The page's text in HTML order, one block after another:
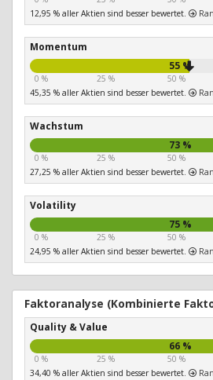
12,95 % aller Aktien sind besser bewertet.
Momentum
55 %
0 % 25 % 50 %
45,35 % aller Aktien sind besser bewertet.
Wachstum
73 %
0 % 25 % 50 %
27,25 % aller Aktien sind besser bewertet.
Volatility
75 %
0 % 25 % 50 %
24,95 % aller Aktien sind besser bewertet.
Faktoranalyse (Kombinierte
Quality & Value
66 %
0 % 25 % 50 %
34,40 % aller Aktien sind besser bewertet.